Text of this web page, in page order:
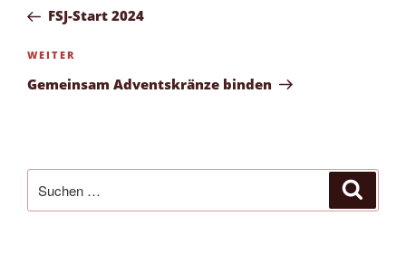
Beitrag
FSJ-Start 2024
Nächster
Beitrag
WEITER
Gemeinsam Adventskränze binden
nach: